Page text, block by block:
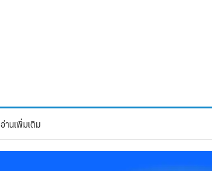
อ่านเพิ่มเติม